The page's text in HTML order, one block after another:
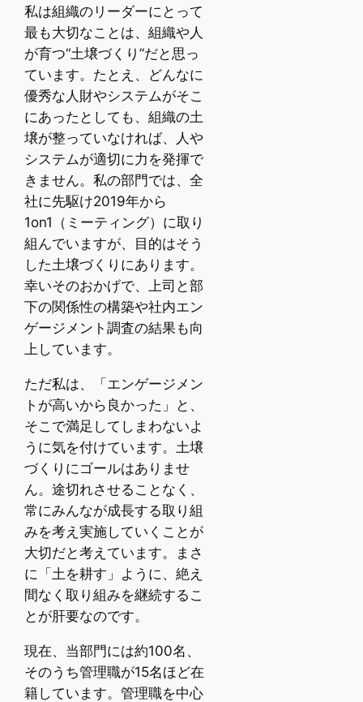
私は組織のリーダーにとって
最も大切なことは、組織や人
が育つ“土壌づくり”だと思っ
ています。たとえ、どんなに
優秀な人財やシステムがそこ
にあったとしても、組織の土
壌が整っていなければ、人や
システムが適切に力を発揮で
きません。私の部門では、全
社に先駆け2019年から
1on1（ミーティング）に取り
組んでいますが、目的はそう
した土壌づくりにあります。
幸いそのおかげで、上司と部
下の関係性の構築や社内エン
ゲージメント調査の結果も向
上しています。
ただ私は、「エンゲージメン
トが高いから良かった」と、
そこで満足してしまわないよ
うに気を付けています。土壌
づくりにゴールはありませ
ん。途切れさせることなく、
常にみんなが成長する取り組
みを考え実施していくことが
大切だと考えています。まさ
に「土を耕す」ように、絶え
間なく取り組みを継続するこ
とが肝要なのです。
現在、当部門には約100名、
そのうち管理職が15名ほど在
籍しています。管理職を中心